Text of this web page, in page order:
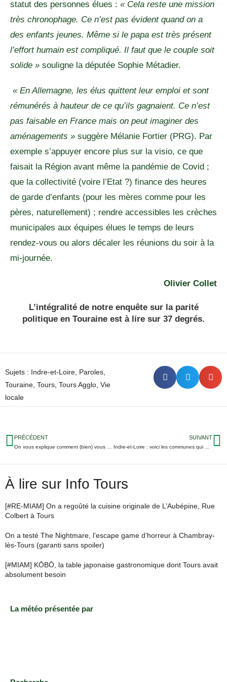
statut des personnes élues : « Cela reste une mission
très chronophage. Ce n’est pas évident quand on a
des enfants jeunes. Même si le papa est très présent
l’effort humain est compliqué. Il faut que le couple soit
solide » souligne la députée Sophie Métadier.
« En Allemagne, les élus quittent leur emploi et sont
rémunérés à hauteur de ce qu’ils gagnaient. Ce n’est
pas faisable en France mais on peut imaginer des
aménagements » suggère Mélanie Fortier (PRG). Par
exemple s’appuyer encore plus sur la visio, ce que
faisait la Région avant même la pandémie de Covid ;
que la collectivité (voire l’Etat ?) finance des heures
de garde d’enfants (pour les mères comme pour les
pères, naturellement) ; rendre accessibles les crèches
municipales aux équipes élues le temps de leurs
rendez-vous ou alors décaler les réunions du soir à la
mi-journée.
Olivier Collet
L’intégralité de notre enquête sur la parité
politique en Touraine est à lire sur 37 degrés.
Sujets : Indre-et-Loire Paroles
Touraine Tours Tours Agglo Vie
locale
PRÉCÉDENT SUIVANT
À lire sur Info Tours
[#RE-MIAM] On a regoûté la cuisine originale de L’Aubépine, Rue
Colbert à Tours
On a testé The Nightmare, l’escape game d’horreur à Chambray-
lès-Tours (garanti sans spoiler)
[#MIAM] KŌBŌ, la table japonaise gastronomique dont Tours avait
absolument besoin
La météo présentée par